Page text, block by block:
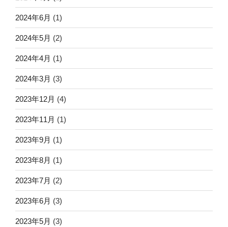
2024年6月 (1)
2024年5月 (2)
2024年4月 (1)
2024年3月 (3)
2023年12月 (4)
2023年11月 (1)
2023年9月 (1)
2023年8月 (1)
2023年7月 (2)
2023年6月 (3)
2023年5月 (3)